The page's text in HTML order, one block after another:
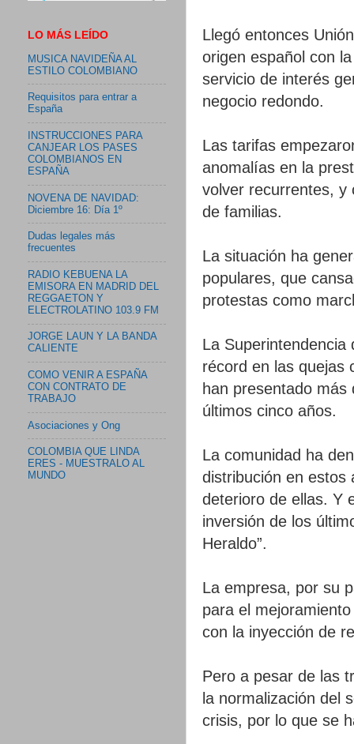
Llegó entonces
origen español con
servicio de interés
negocio redondo.
Las tarifas
anomalías en la
volver recurrentes, y
de familias.
La situación ha
populares, que
protestas como
La Superintendencia
récord en las quejas
han presentado
últimos cinco años.
La comunidad ha
distribución en estos
deterioro de ellas. Y
inversión de los
Heraldo”.
La empresa, por su
para el
con la inyección de
Pero a pesar de las
la normalización del
crisis, por lo que se
LO MÁS LEÍDO
MUSICA NAVIDEÑA AL
ESTILO COLOMBIANO
Requisitos para entrar a
España
INSTRUCCIONES PARA
CANJEAR LOS PASES
COLOMBIANOS EN
ESPAÑA
NOVENA DE NAVIDAD:
Diciembre 16: Día 1º
Dudas legales más
frecuentes
RADIO KEBUENA LA
EMISORA EN MADRID DEL
REGGAETON Y
ELECTROLATINO 103.9 FM
JORGE LAUN Y LA BANDA
CALIENTE
COMO VENIR A ESPAÑA
CON CONTRATO DE
TRABAJO
Asociaciones y Ong
COLOMBIA QUE LINDA
ERES - MUESTRALO AL
MUNDO